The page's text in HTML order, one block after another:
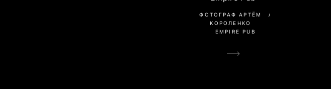
ФОТОГРАФ АРТЁМ
КОРОЛЕНКО
EMPIRE PUB